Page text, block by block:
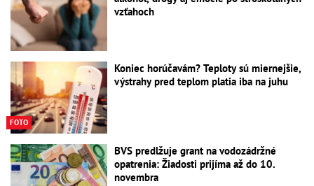
vzťahoch
FOTO
Koniec horúčavám? Teploty sú miernejšie,
výstrahy pred teplom platia iba na juhu
BVS predlžuje grant na vodozádržné
opatrenia: Žiadosti prijíma až do 10.
novembra